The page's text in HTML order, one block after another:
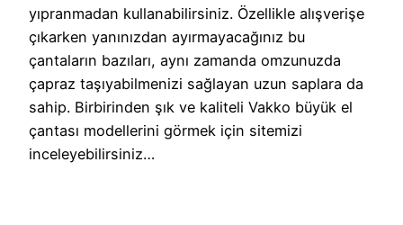
yıpranmadan kullanabilirsiniz. Özellikle alışverişe
çıkarken yanınızdan ayırmayacağınız bu
çantaların bazıları, aynı zamanda omzunuzda
çapraz taşıyabilmenizi sağlayan uzun saplara da
sahip. Birbirinden şık ve kaliteli Vakko büyük el
çantası modellerini görmek için sitemizi
inceleyebilirsiniz…